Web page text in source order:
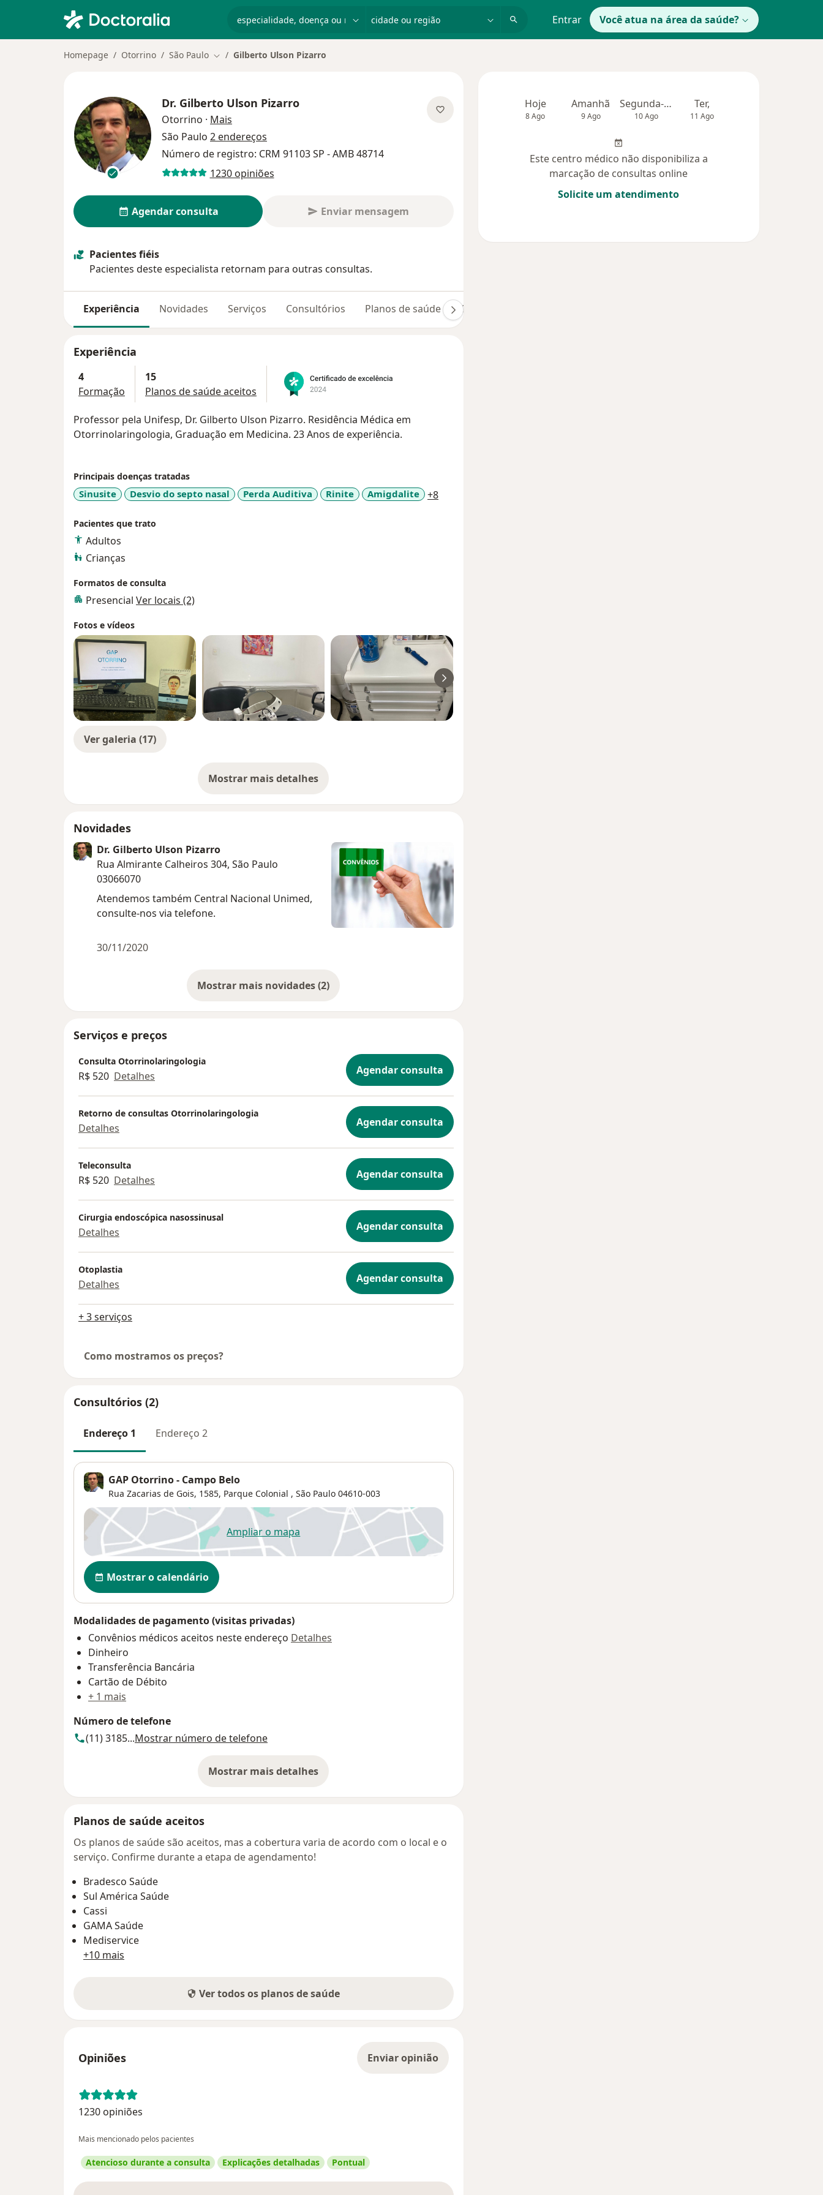
Entrar Você atua na área da saúde?
Homepage Otorrino São Paulo Mudar de cidade
Gilberto Ulson Pizarro
Dr. Gilberto Ulson Pizarro
Otorrino · Mais
São Paulo 2 endereços
Número de registro: CRM 91103 SP - AMB 48714
1230 opiniões
Agendar consulta Enviar mensagem
Pacientes fiéis
Pacientes deste especialista retornam para outras consultas.
Experiência Novidades Serviços Consultórios Planos de saúde Opiniões (1230)
Experiência
4
Formação
15
Planos de saúde aceitos
Professor pela Unifesp, Dr. Gilberto Ulson Pizarro. Residência Médica em
Otorrinolaringologia, Graduação em Medicina. 23 Anos de experiência.
Principais doenças tratadas
Sinusite Desvio do septo nasal Perda Auditiva Rinite Amigdalite +8a11y_sr_more_diseases
Pacientes que trato
Adultos
Crianças
Formatos de consulta
Presencial Ver locais (2)
Fotos e vídeos
Ver galeria (17)
Mostrar mais detalhes
sobre a experiência
Novidades
Dr. Gilberto Ulson Pizarro
Rua Almirante Calheiros 304, São Paulo
03066070
Atendemos também Central Nacional Unimed,
consulte-nos via telefone.
30/11/2020
Mostrar mais novidades (2)
Serviços e preços
Consulta Otorrinolaringologia
R$ 520 Detalhes Agendar consulta
Retorno de consultas Otorrinolaringologia
Detalhes Agendar consulta
Teleconsulta
R$ 520 Detalhes Agendar consulta
Cirurgia endoscópica nasossinusal
Detalhes Agendar consulta
Otoplastia
Detalhes Agendar consulta
+ 3 serviços
Como mostramos os preços?
Consultórios (2)
Endereço 1 Endereço 2
GAP Otorrino - Campo Belo
Rua Zacarias de Gois, 1585, Parque Colonial , São Paulo 04610-003
Ampliar o mapaabre num novo separador
Disponibilidade
Mostrar o calendário
Modalidades de pagamento (visitas privadas)
Convênios médicos aceitos neste endereço Detalhes
Dinheiro
Transferência Bancária
Cartão de Débito
+ 1 mais
Número de telefone
(11) 3185...Mostrar número de telefone
Mostrar mais detalhes
sobre o endereço
Planos de saúde aceitos
Os planos de saúde são aceitos, mas a cobertura varia de acordo com o local e o
serviço. Confirme durante a etapa de agendamento!
Bradesco Saúde
Sul América Saúde
Cassi
GAMA Saúde
Mediservice
+10 mais
Ver todos os planos de saúde
Opiniões Enviar opinião
1230 opiniões
Mais mencionado pelos pacientes
Atencioso durante a consulta Explicações detalhadas Pontual
Hoje
8 Ago
Amanhã
9 Ago
Segunda-feira
10 Ago
Ter,
11 Ago
Este centro médico não disponibiliza a
marcação de consultas online
Solicite um atendimento